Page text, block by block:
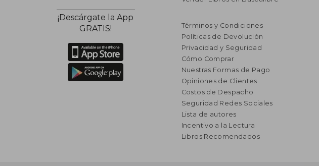
¡Descárgate la App
GRATIS!
Términos y Condiciones
Políticas de Devolución
Privacidad y Seguridad
Cómo Comprar
Nuestras Formas de Pago
Opiniones de Clientes
Costos de Despacho
Seguridad Redes Sociales
Lista de autores
Incentivo a la Lectura
Libros Recomendados